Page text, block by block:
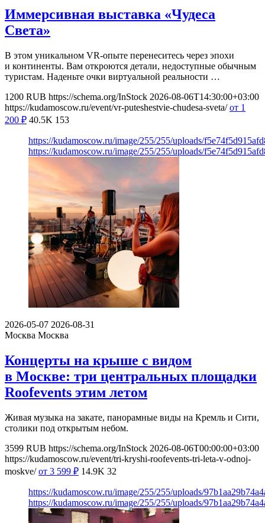
Иммерсивная выставка «Чудеса
Света»
В этом уникальном VR-опыте перенеситесь через эпохи
и континенты. Вам откроются детали, недоступные обычным
туристам. Наденьте очки виртуальной реальности …
1200 RUB https://schema.org/InStock 2026-08-06T14:30:00+03:00
https://kudamoscow.ru/event/vr-puteshestvie-chudesa-sveta/ от 1
200 ₽ 40.5K 153
https://kudamoscow.ru/image/255/255/uploads/
https://kudamoscow.ru/image/255/255/uploads/
2026-05-07 2026-08-31
Москва Москва
Концерты на крыше с видом
в Москве: три центральных площадки
Roofevents этим летом
Живая музыка на закате, панорамные виды на Кремль и Сити,
столики под открытым небом.
3599 RUB https://schema.org/InStock 2026-08-06T00:00:00+03:00
https://kudamoscow.ru/event/tri-kryshi-roofevents-tri-leta-v-odnoj-
moskve/ от 3 599 ₽ 14.9K 32
https://kudamoscow.ru/image/255/255/uploads/
https://kudamoscow.ru/image/255/255/uploads/